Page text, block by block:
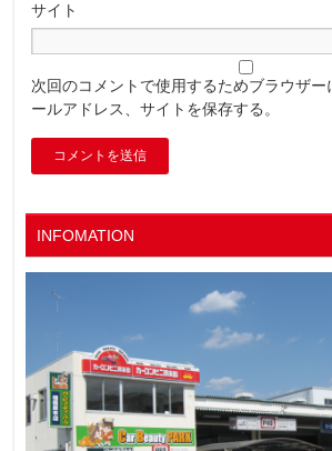
サイト
次回のコメントで使用するためブラウザー
ールアドレス、サイトを保存する。
INFOMATION